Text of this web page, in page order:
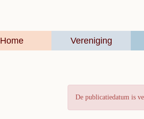
Home Vereniging
De publicatiedatum is